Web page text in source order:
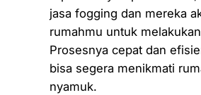
jasa fogging dan mereka
rumahmu untuk
Prosesnya cepat dan
bisa segera menikmati
nyamuk.